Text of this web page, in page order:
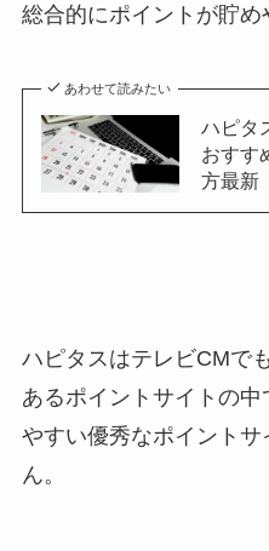
総合的にポイントが貯め
あわせて読みたい
ハピタ
おすす
方最新
ハピタスはテレビCMで
あるポイントサイトの
やすい優秀なポイント
ん。